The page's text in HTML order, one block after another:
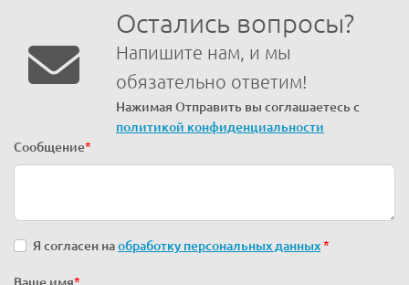
Остались вопросы?
Напишите нам, и мы
обязательно ответим!
Нажимая Отправить вы соглашаетесь с
политикой конфиденциальности
Сообщение*
Я согласен наобработку персональных данных*